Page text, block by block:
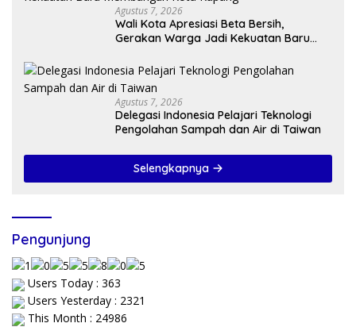
Agustus 7, 2026
Wali Kota Apresiasi Beta Bersih,
Gerakan Warga Jadi Kekuatan Baru
Agustus 7, 2026
Delegasi Indonesia Pelajari Teknologi
Pengolahan Sampah dan Air di Taiwan
Selengkapnya
Pengunjung
Users Today : 363
Users Yesterday : 2321
This Month : 24986